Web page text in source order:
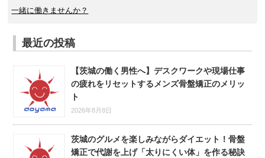
一緒に働きませんか？
最近の投稿
【茨城の働く男性へ】デスクワークや現場仕事
の疲れをリセットするメンズ骨盤矯正のメリッ
ト
2026年8月8日
茨城のグルメを楽しみながらダイエット！骨盤
矯正で代謝を上げ「太りにくい体」を作る秘訣